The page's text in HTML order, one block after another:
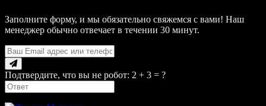
Заполните форму, и мы обязательно свяжемся с вами! Наш
менеджер обычно отвечает в течении 30 минут.
Подтвердите, что вы не робот: 2 + 3 = ?